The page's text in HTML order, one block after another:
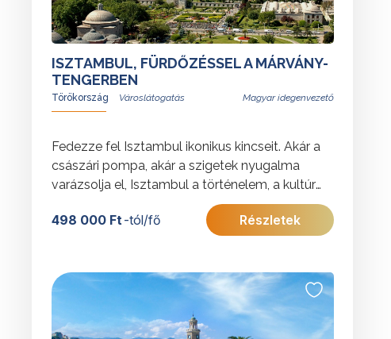
ISZTAMBUL, FÜRDŐZÉSSEL A MÁRVÁNY-
TENGERBEN
Törökország Magyar idegenvezető
Fedezze fel Isztambul ikonikus kincseit. Akár a
császári pompa, akár a szigetek nyugalma
varázsolja el, Isztambul a történelem, a kultúra
és a természeti szépség felejthetetlen
egyvelegével várja!
498 000 Ft-tól/fő Részletek